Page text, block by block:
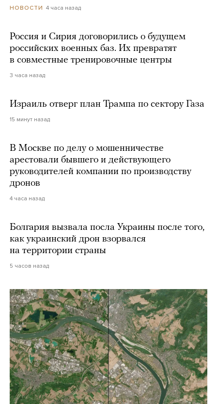
НОВОСТИ 4 часа назад
Россия и Сирия договорились о будущем
российских военных баз. Их превратят
в совместные тренировочные центры
3 часа назад
Израиль отверг план Трампа по сектору Газа
15 минут назад
В Москве по делу о мошенничестве
арестовали бывшего и действующего
руководителей компании по производству
дронов
4 часа назад
Болгария вызвала посла Украины после того,
как украинский дрон взорвался
на территории страны
5 часов назад